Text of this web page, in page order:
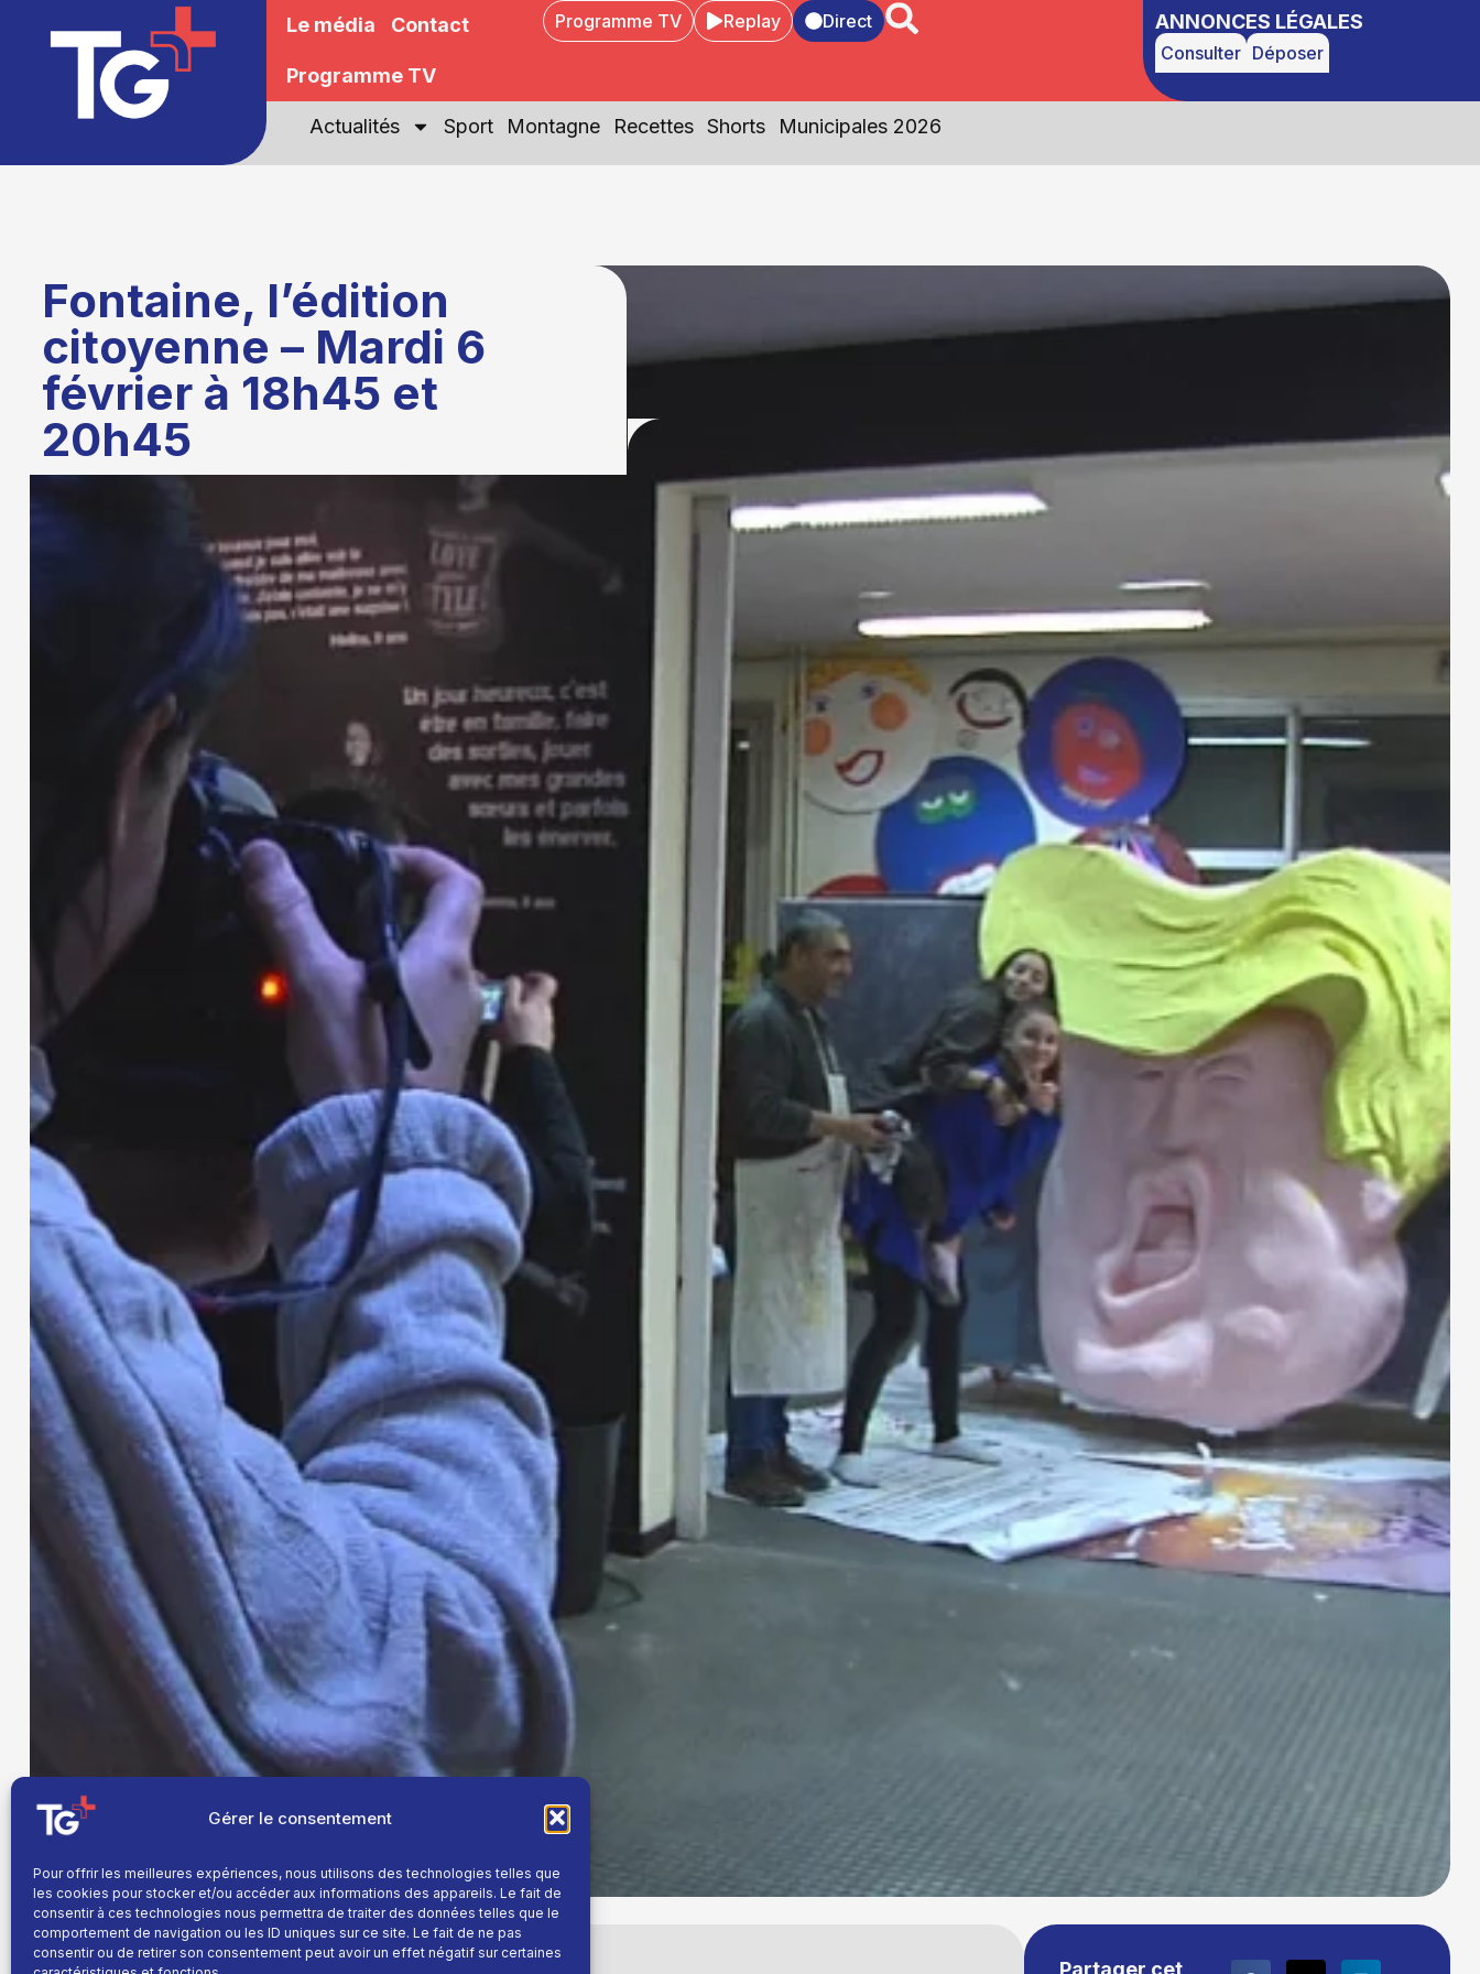
Gérer le consentement
Pour offrir les meilleures expériences, nous utilisons des technologies telles que
les cookies pour stocker et/ou accéder aux informations des appareils. Le fait de
consentir à ces technologies nous permettra de traiter des données telles que le
comportement de navigation ou les ID uniques sur ce site. Le fait de ne pas
consentir ou de retirer son consentement peut avoir un effet négatif sur certaines
Le média Contact
Programme TV
Programme TV Replay Direct ANNONCES LÉGALES
Consulter Déposer
Actualités Sport Montagne Recettes Shorts Municipales 2026
Fontaine, l’édition
citoyenne – Mardi 6
février à 18h45 et
20h45